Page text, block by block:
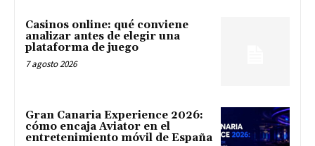
Casinos online: qué conviene
analizar antes de elegir una
plataforma de juego
7 agosto 2026
Gran Canaria Experience 2026:
cómo encaja Aviator en el
entretenimiento móvil de España